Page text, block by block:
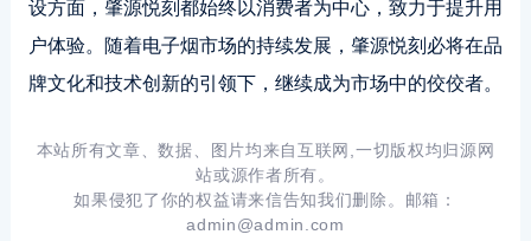
设方面，肇源悦刻都始终以消费者为中心，致力于提升用
户体验。随着电子烟市场的持续发展，肇源悦刻必将在品
牌文化和技术创新的引领下，继续成为市场中的佼佼者。
本站所有文章、数据、图片均来自互联网,一切版权均归源网
站或源作者所有。
如果侵犯了你的权益请来信告知我们删除。邮箱：
admin@admin.com